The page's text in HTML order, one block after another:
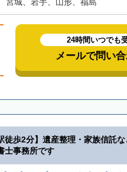
24時間いつでも
メールで問い
徒歩2分】遺産整理・家族信託
士事務所です